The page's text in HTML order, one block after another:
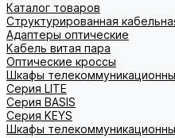
Каталог товаров
Структурированная
Адаптеры оптические
Кабель витая пара
Оптические кроссы
Шкафы
Cерия LITE
Cерия BASIS
Cерия KEYS
Шкафы